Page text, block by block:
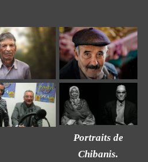
Portraits de
Chibanis.